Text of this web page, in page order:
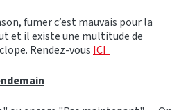
fumer c’est mauvais pour la
et il existe une multitude de
Rendez-vous ICI